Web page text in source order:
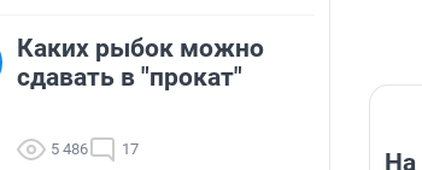
Каких рыбок можно
сдавать в "прокат"
5 486 17
На